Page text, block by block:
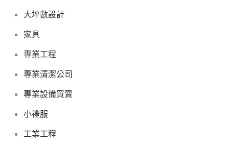
大坪數設計
家具
專業工程
專業清潔公司
專業設備買賣
小禮服
工業工程